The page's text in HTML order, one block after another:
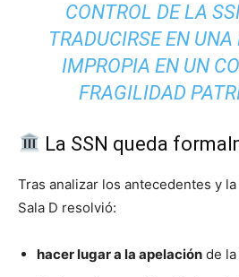
CONTROL DE LA
TRADUCIRSE EN
IMPROPIA EN UN
FRAGILIDAD
La SSN queda
Tras analizar los antecedentes y
Sala D resolvió:
hacer lugar a la apelación de